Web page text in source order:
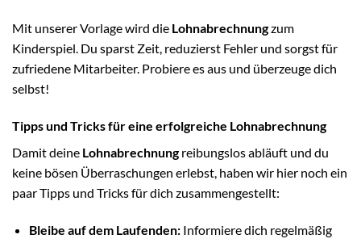
Mit unserer Vorlage wird die Lohnabrechnungzum
Kinderspiel. Du sparst Zeit, reduzierst Fehler und sorgst für
zufriedene Mitarbeiter. Probiere es aus und überzeuge dich
selbst!
Tipps und Tricks für eine erfolgreiche Lohnabrechnung
Damit deine Lohnabrechnungreibungslos abläuft und du
keine bösen Überraschungen erlebst, haben wir hier noch ein
paar Tipps und Tricks für dich zusammengestellt:
Bleibe auf dem Laufenden:Informiere dich regelmäßig